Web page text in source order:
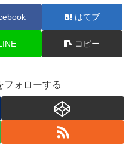
はてブ
コピー
フォローする